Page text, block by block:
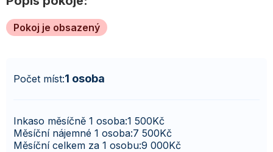
Pokoj je obsazený
Počet míst:1 osoba
Inkaso měsíčně 1 osoba:1 500Kč
Měsíční nájemné 1 osoba:7 500Kč
Měsíční celkem za 1 osobu:9 000Kč